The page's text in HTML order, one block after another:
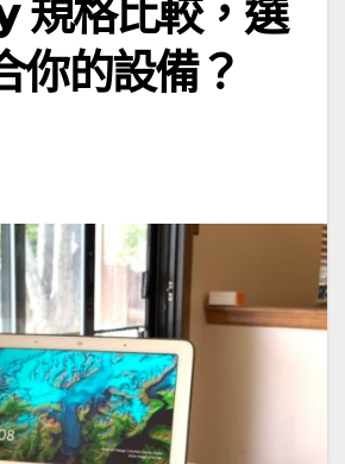
規格比較，選
你的設備？